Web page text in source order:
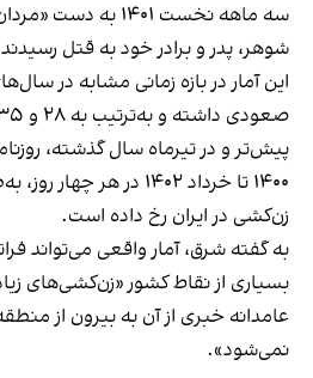
سه ماهه نخست ۱۴۰۱
شوهر، پدر و برادر خود به قتل
صعودی داشته و به‌ترتیب به ۲۸ و ۳۵ زن مقتول رسیده است.
پیش‌تر و در تیرماه سال گذشته،
۱۴۰۰ تا خرداد ۱۴۰۲ در هر
زن‌کشی در ایران رخ داده است.
به گفته شرق، آمار واقعی می‌تواند
بسیاری از نقاط کشور «زن‌کشی‌های
عامدانه خبری از آن به بیرون از
نمی‌شود».